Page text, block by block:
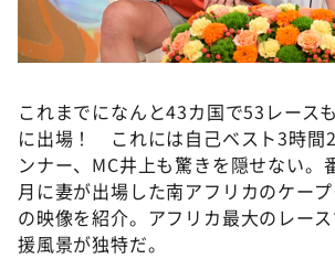
ぺこぱのまるスポ
これまでになんと43カ国で53レース
に出場！ これには自己ベスト3時間
ンナー、MC井上も驚きを隠せない。
月に妻が出場した南アフリカのケー
の映像を紹介。アフリカ最大のレー
援風景が独特だ。